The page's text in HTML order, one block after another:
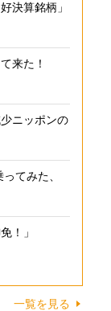
決算銘柄」
来た！
ニッポンの
てみた、
！」
一覧を見る